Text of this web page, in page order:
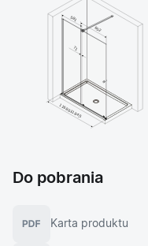
Do pobrania
Karta produktu